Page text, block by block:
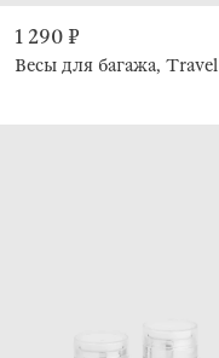
1 290 ₽
Весы для багажа, Travel